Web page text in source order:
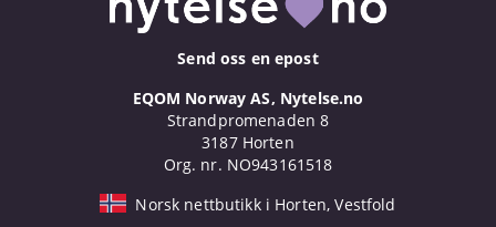
Send oss en epost
EQOM Norway AS, Nytelse.no
Strandpromenaden 8
3187 Horten
Org. nr. NO943161518
Norsk nettbutikk i Horten, Vestfold